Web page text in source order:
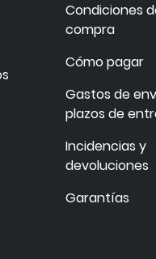
Condiciones
compra
Cómo pagar
Gastos de
plazos de
Incidencias y
devoluciones
Garantías